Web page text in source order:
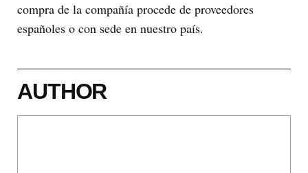
compra de la compañía procede de proveedores
españoles o con sede en nuestro país.
AUTHOR